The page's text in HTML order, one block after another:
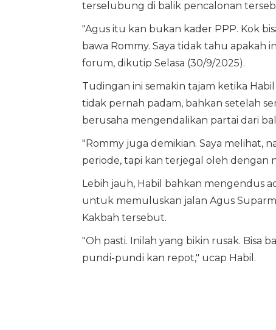
terselubung di balik pencalonan
"Agus itu kan bukan kader PPP. Kok
bawa Rommy. Saya tidak tahu apakah
forum, dikutip Selasa (30/9/2025).
Tudingan ini semakin tajam ketika
tidak pernah padam, bahkan setelah
berusaha mengendalikan partai dari
"Rommy juga demikian. Saya melihat,
periode, tapi kan terjegal oleh dengan
Lebih jauh, Habil bahkan mengendus
untuk memuluskan jalan Agus
Kakbah tersebut.
"Oh pasti. Inilah yang bikin rusak. Bisa
pundi-pundi kan repot," ucap Habil.